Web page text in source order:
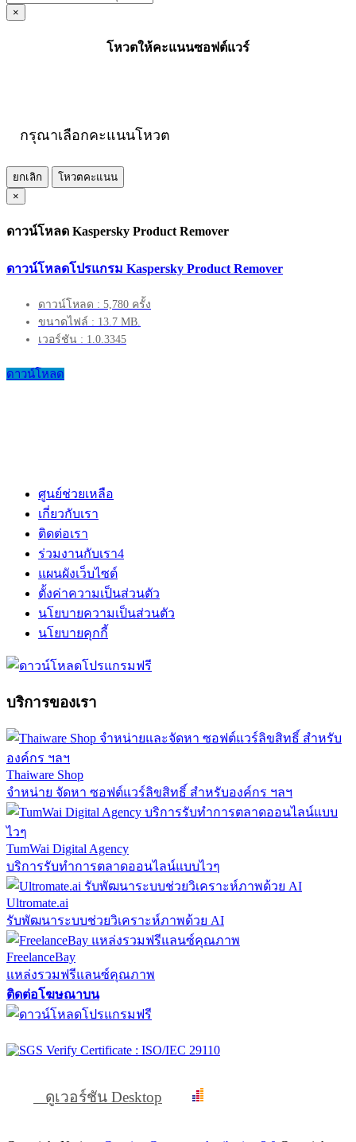
×
โหวตให้คะแนนซอฟต์แวร์
กรุณาเลือกคะแนนโหวต
ยกเลิก
โหวตคะแนน
×
ดาวน์โหลด Kaspersky Product Remover
ดาวน์โหลดโปรแกรม Kaspersky Product Remover
ดาวน์โหลด : 5,780 ครั้ง
ขนาดไฟล์ : 13.7 MB.
เวอร์ชัน : 1.0.3345
ดาวน์โหลด
ศูนย์ช่วยเหลือ
เกี่ยวกับเรา
ติดต่อเรา
ร่วมงานกับเรา4
แผนผังเว็บไซต์
ตั้งค่าความเป็นส่วนตัว
นโยบายความเป็นส่วนตัว
นโยบายคุกกี้
บริการของเรา
Thaiware Shop
จำหน่าย จัดหา ซอฟต์แวร์ลิขสิทธิ์ สำหรับองค์กร ฯลฯ
TumWai Digital Agency
บริการรับทำการตลาดออนไลน์แบบไวๆ
Ultromate.ai
รับพัฒนาระบบช่วยวิเคราะห์ภาพด้วย AI
FreelanceBay
แหล่งรวมฟรีแลนซ์คุณภาพ
ติดต่อโฆษณาบน
ดูเวอร์ชัน Desktop